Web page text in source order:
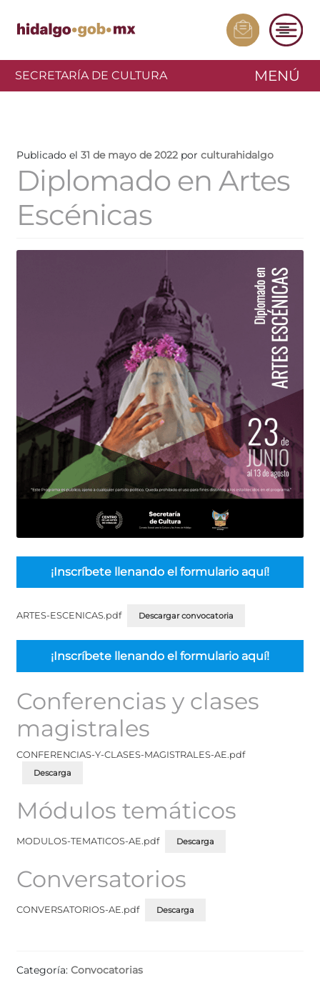
SECRETARÍA DE CULTURA MENÚ
Publicado el 31 de mayo de 2022 por culturahidalgo
Diplomado en Artes
Escénicas
¡Inscríbete llenando el formulario aquí!
ARTES-ESCENICAS.pdf Descargar convocatoria
¡Inscríbete llenando el formulario aquí!
Conferencias y clases
magistrales
CONFERENCIAS-Y-CLASES-MAGISTRALES-AE.pdf
Descarga
Módulos temáticos
MODULOS-TEMATICOS-AE.pdf Descarga
Conversatorios
CONVERSATORIOS-AE.pdf Descarga
Categoría: Convocatorias